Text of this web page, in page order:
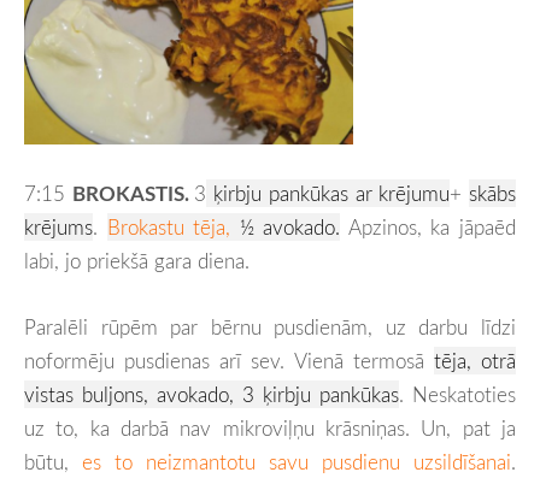
7:15 BROKASTIS. 3 ķirbju pankūkas ar krējumu+ skābs
krējums. Brokastu tēja, ½ avokado. Apzinos, ka jāpaēd
labi, jo priekšā gara diena.
Paralēli rūpēm par bērnu pusdienām, uz darbu līdzi
noformēju pusdienas arī sev. Vienā termosā tēja, otrā
vistas buljons, avokado, 3 ķirbju pankūkas. Neskatoties
uz to, ka darbā nav mikroviļņu krāsniņas. Un, pat ja
būtu, es to neizmantotu savu pusdienu uzsildīšanai.